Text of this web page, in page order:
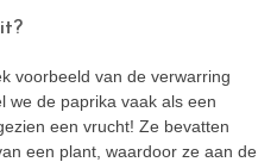
voorbeeld van de verwarring
we de paprika vaak als een
een vrucht! Ze bevatten
een plant, waardoor ze aan de